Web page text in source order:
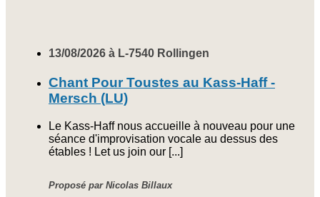
13/08/2026 à L-7540 Rollingen
Chant Pour Toustes au Kass-Haff -
Mersch (LU)
Le Kass-Haff nous accueille à nouveau pour une
séance d'improvisation vocale au dessus des
étables ! Let us join our [...]
Proposé par Nicolas Billaux